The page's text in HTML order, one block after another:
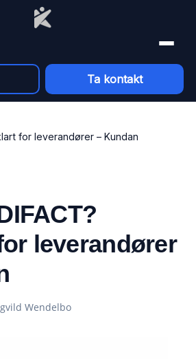
Ta kontakt
for leverandører – Kundan
leverandører
Wendelbo